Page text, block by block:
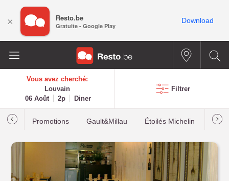
Vous avez cherché:
Louvain
06 Août
2p Diner
Filtrer
Promotions Gault&Millau Étoilés Michelin Les
× Resto.be
Gratuite - Google Play
Download